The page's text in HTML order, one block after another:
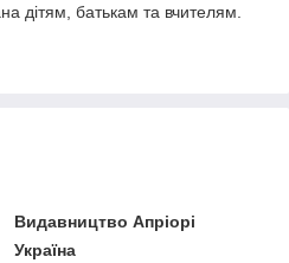
дітям, батькам та вчителям.
Видавництво Апріорі
Україна